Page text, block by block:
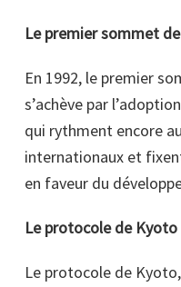
Le premier sommet
En 1992, le premier
s’achève par
qui rythment encore
internationaux et
en faveur du
Le protocole de Kyoto
Le protocole de